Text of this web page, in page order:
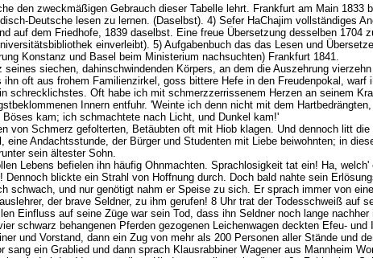
den zweckmäßigen Gebrauch dieser Tabelle lehrt. Frankfurt am Main 1833
Deutsche lesen zu lernen. (Daselbst). 4) Sefer HaChajim vollständiges
auf dem Friedhofe, 1839 daselbst. Eine freue Übersetzung desselben 1704
einverleibt). 5) Aufgabenbuch das das Lesen und
Konstanz und Basel beim Ministerium nachsuchten) Frankfurt 1841.
seines siechen, dahinschwindenden Körpers, an dem die Auszehrung
ihn oft aus frohem Familienzirkel, goss bittere Hefe in den Freudenpokal,
schrecklichstes. Oft habe ich mit schmerzzerrissenem Herzen an seinem
Innern entfuhr. 'Weinte ich denn nicht mit dem
kam; ich schmachtete nach Licht, und Dunkel kam!'
von Schmerz gefolterten, Betäubten oft mit Hiob klagen. Und dennoch litt
eine Andachtsstunde, der Bürger und Studenten mit Liebe beiwohnten; in
sein ältester Sohn.
Lebens befielen ihn häufig Ohnmachten. Sprachlosigkeit tat ein! Ha,
blickte ein Strahl von Hoffnung durch. Doch bald nahte sein
schwach, und nur genötigt nahm er Speise zu sich. Er sprach immer von
der brave Seldner, zu ihm gerufen! 8 Uhr trat der Todesschweiß auf
Einfluss auf seine Züge war sein Tod, dass ihn Seldner noch lange
schwarz behangenen Pferden gezogenen Leichenwagen deckten Efeu-
und Vorstand, dann ein Zug von mehr als 200 Personen aller Stände und
sang ein Grablied und dann sprach Klausrabbiner Wagener aus